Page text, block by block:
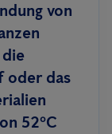
von
oder das
52ºC